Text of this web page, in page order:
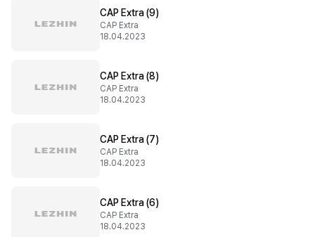
CAP Extra (9)
CAP Extra
18.04.2023
CAP Extra (8)
CAP Extra
18.04.2023
CAP Extra (7)
CAP Extra
18.04.2023
CAP Extra (6)
CAP Extra
18.04.2023